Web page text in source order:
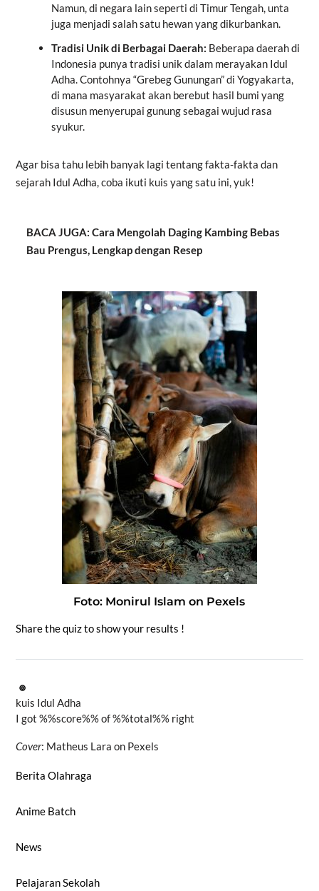
Namun, di negara lain seperti di Timur Tengah, unta
juga menjadi salah satu hewan yang dikurbankan.
Tradisi Unik di Berbagai Daerah: Beberapa daerah di
Indonesia punya tradisi unik dalam merayakan Idul
Adha. Contohnya “Grebeg Gunungan” di Yogyakarta,
di mana masyarakat akan berebut hasil bumi yang
disusun menyerupai gunung sebagai wujud rasa
syukur.
Agar bisa tahu lebih banyak lagi tentang fakta-fakta dan
sejarah Idul Adha, coba ikuti kuis yang satu ini, yuk!
BACA JUGA: Cara Mengolah Daging Kambing Bebas
Bau Prengus, Lengkap dengan Resep
Foto: Monirul Islam on Pexels
Share the quiz to show your results !
kuis Idul Adha
I got %%score%% of %%total%% right
Cover: Matheus Lara on Pexels
Berita Olahraga
Anime Batch
News
Pelajaran Sekolah